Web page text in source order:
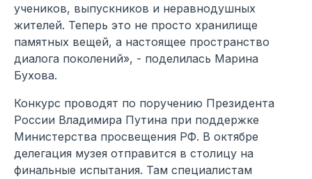
учеников, выпускников и неравнодушных
жителей. Теперь это не просто хранилище
памятных вещей, а настоящее пространство
диалога поколений», - поделилась Марина
Бухова.
Конкурс проводят по поручению Президента
России Владимира Путина при поддержке
Министерства просвещения РФ. В октябре
делегация музея отправится в столицу на
финальные испытания. Там специалистам